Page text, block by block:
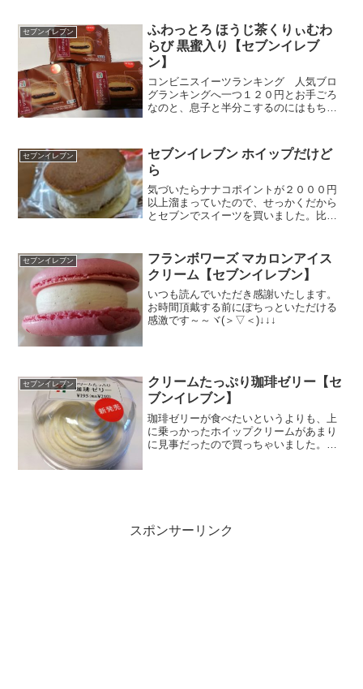
セブンイレブン
ふわっとろ ほうじ茶くりぃむわ
らび 黒蜜入り【セブンイレブ
ン】
コンビニスイーツランキング 人気ブロ
グランキングへ一つ１２０円とお手ごろ
なのと、息子と半分こするのにはもちが
治抹茶はよくありますが、ほうじ茶は珍
しいですね。ほうじ茶クリ...
セブンイレブン
セブンイレブン ホイップだけど
ら
気づいたらナナコポイントが２０００円
以上溜まっていたので、せっかくだから
とセブンでスイーツを買いました。比較
何せセブンのスイーツはどれもこれもそ
こそこ評価がよろしい感じ...
セブンイレブン
フランボワーズ マカロンアイス
クリーム【セブンイレブン】
いつも読んでいただき感謝いたします。
お時間頂戴する前にぽちっといただける
感激です～～ヾ(＞▽＜)↓↓↓
セブンイレブン
クリームたっぷり珈琲ゼリー【セ
ブンイレブン】
珈琲ゼリーが食べたいというよりも、上
に乗っかったホイップクリームがあまり
に見事だったので買っちゃいました。上
スポンサーリンク